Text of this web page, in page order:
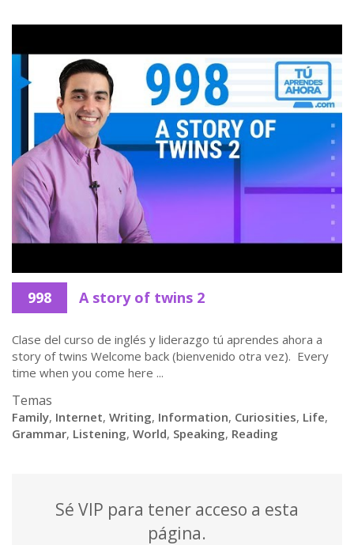
998 A story of twins 2
Clase del curso de inglés y liderazgo tú aprendes ahora a
story of twins Welcome back (bienvenido otra vez). Every
time when you come here ...
Temas
Family, Internet, Writing, Information, Curiosities, Life,
Grammar, Listening, World, Speaking, Reading
Sé VIP para tener acceso a esta
página.